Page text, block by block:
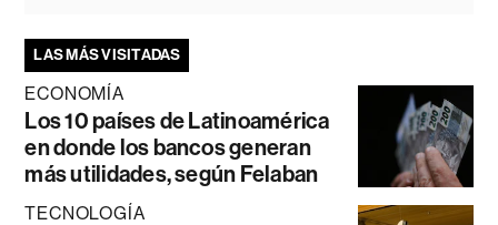
LAS MÁS VISITADAS
ECONOMÍA
Los 10 países de Latinoamérica
en donde los bancos generan
más utilidades, según Felaban
TECNOLOGÍA